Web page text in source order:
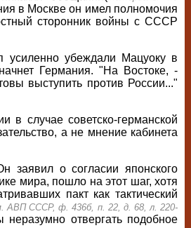
в Москве он имел полномочия
сторонник войны с СССР
усиленно убеждали Мацуоку в
Германия. "На Востоке, -
выступить против России..."
случае советско-германской
а не мнение кабинета
заявил о согласии японского
мира, пошло на этот шаг, хотя
пакт как тактический
АВП СССР, ф. 436б, п. 22, д. 68, л. 220-
отвергать подобное